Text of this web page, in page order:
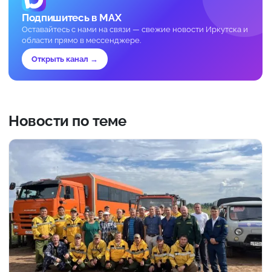
Подпишитесь в MAX
Оставайтесь с нами на связи — свежие новости Иркутска и
области прямо в мессенджере.
Открыть канал →
Новости по теме